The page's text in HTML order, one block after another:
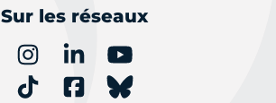
Sur les réseaux